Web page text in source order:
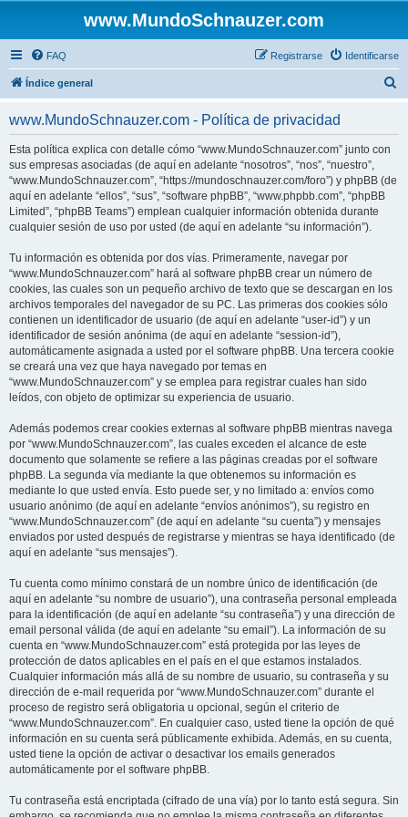
www.MundoSchnauzer.com
FAQ Identificarse
Registrarse
Índice general
www.MundoSchnauzer.com - Política de privacidad
Esta política explica con detalle cómo “www.MundoSchnauzer.com” junto con
sus empresas asociadas (de aquí en adelante “nosotros”, “nos”, “nuestro”,
“www.MundoSchnauzer.com”, “https://mundoschnauzer.com/foro”) y phpBB (de
aquí en adelante “ellos”, “sus”, “software phpBB”, “www.phpbb.com”, “phpBB
Limited”, “phpBB Teams”) emplean cualquier información obtenida durante
cualquier sesión de uso por usted (de aquí en adelante “su información”).
Tu información es obtenida por dos vías. Primeramente, navegar por
“www.MundoSchnauzer.com” hará al software phpBB crear un número de
cookies, las cuales son un pequeño archivo de texto que se descargan en los
archivos temporales del navegador de su PC. Las primeras dos cookies sólo
contienen un identificador de usuario (de aquí en adelante “user-id”) y un
identificador de sesión anónima (de aquí en adelante “session-id”),
automáticamente asignada a usted por el software phpBB. Una tercera cookie
se creará una vez que haya navegado por temas en
“www.MundoSchnauzer.com” y se emplea para registrar cuales han sido
leídos, con objeto de optimizar su experiencia de usuario.
Además podemos crear cookies externas al software phpBB mientras navega
por “www.MundoSchnauzer.com”, las cuales exceden el alcance de este
documento que solamente se refiere a las páginas creadas por el software
phpBB. La segunda vía mediante la que obtenemos su información es
mediante lo que usted envía. Esto puede ser, y no limitado a: envíos como
usuario anónimo (de aquí en adelante “envíos anónimos”), su registro en
“www.MundoSchnauzer.com” (de aquí en adelante “su cuenta”) y mensajes
enviados por usted después de registrarse y mientras se haya identificado (de
aquí en adelante “sus mensajes”).
Tu cuenta como mínimo constará de un nombre único de identificación (de
aquí en adelante “su nombre de usuario”), una contraseña personal empleada
para la identificación (de aquí en adelante “su contraseña”) y una dirección de
email personal válida (de aquí en adelante “su email”). La información de su
cuenta en “www.MundoSchnauzer.com” está protegida por las leyes de
protección de datos aplicables en el país en el que estamos instalados.
Cualquier información más allá de su nombre de usuario, su contraseña y su
dirección de e-mail requerida por “www.MundoSchnauzer.com” durante el
proceso de registro será obligatoria u opcional, según el criterio de
“www.MundoSchnauzer.com”. En cualquier caso, usted tiene la opción de qué
información en su cuenta será públicamente exhibida. Además, en su cuenta,
usted tiene la opción de activar o desactivar los emails generados
automáticamente por el software phpBB.
Tu contraseña está encriptada (cifrado de una vía) por lo tanto está segura. Sin